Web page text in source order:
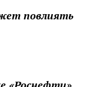
повлиять